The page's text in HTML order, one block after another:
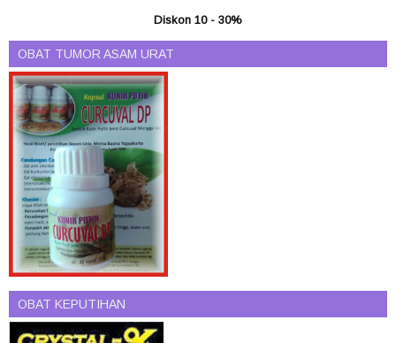
Diskon 10 - 30%
OBAT TUMOR ASAM URAT
OBAT KEPUTIHAN